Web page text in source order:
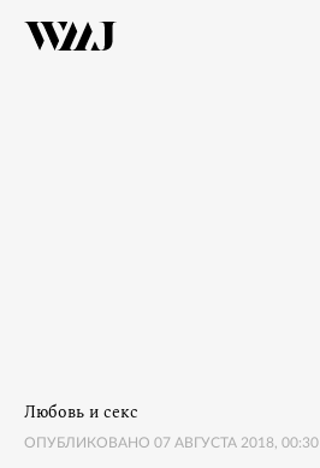
Любовь и секс
ОПУБЛИКОВАНО 07 АВГУСТА 2018, 00:30